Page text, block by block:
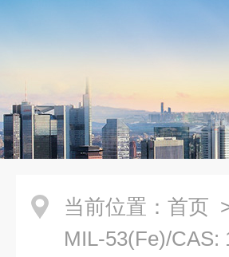
当前位置： 首页
MIL-53(Fe)/CAS: